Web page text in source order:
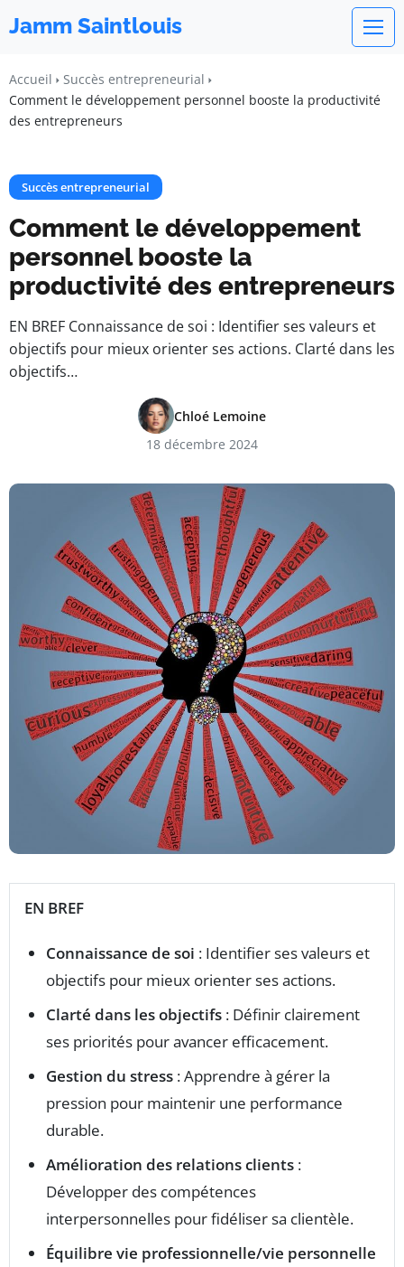
Jamm Saintlouis
Accueil
Succès entrepreneurial
Comment le développement personnel booste la productivité
des entrepreneurs
Succès entrepreneurial
Comment le développement
personnel booste la
productivité des entrepreneurs
EN BREF Connaissance de soi : Identifier ses valeurs et
objectifs pour mieux orienter ses actions. Clarté dans les
objectifs…
Chloé Lemoine
18 décembre 2024
EN BREF
Connaissance de soi : Identifier ses valeurs et
objectifs pour mieux orienter ses actions.
Clarté dans les objectifs : Définir clairement
ses priorités pour avancer efficacement.
Gestion du stress : Apprendre à gérer la
pression pour maintenir une performance
durable.
Amélioration des relations clients :
Développer des compétences
interpersonnelles pour fidéliser sa clientèle.
Équilibre vie professionnelle/vie personnelle